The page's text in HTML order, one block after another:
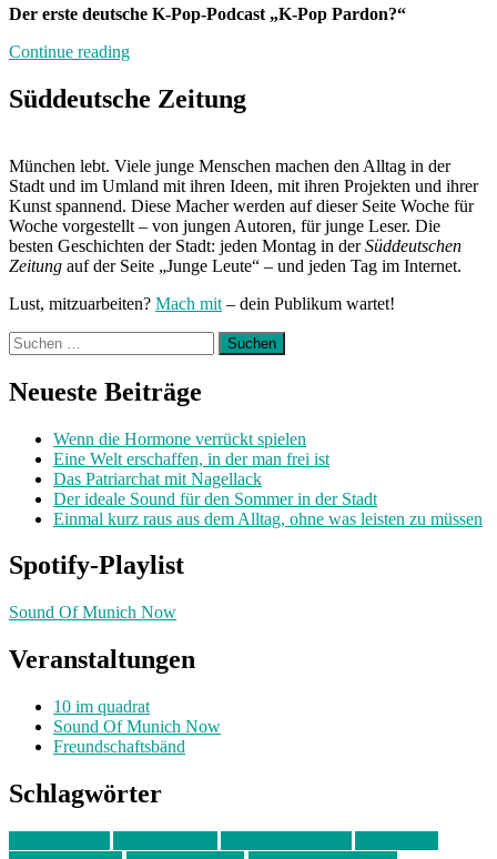
Der erste deutsche K-Pop-Podcast „K-Pop Pardon?“
Continue reading„Neuland“
Süddeutsche Zeitung
München lebt. Viele junge Menschen machen den Alltag in der
Stadt und im Umland mit ihren Ideen, mit ihren Projekten und ihrer
Kunst spannend. Diese Macher werden auf dieser Seite Woche für
Woche vorgestellt – von jungen Autoren, für junge Leser. Die
besten Geschichten der Stadt: jeden Montag in derSüddeutschen
Zeitung auf der Seite „Junge Leute“ – und jeden Tag im Internet.
Lust, mitzuarbeiten? Mach mit – dein Publikum wartet!
Suchen
nach:
Neueste Beiträge
Wenn die Hormone verrückt spielen
Eine Welt erschaffen, in der man frei ist
Das Patriarchat mit Nagellack
Der ideale Sound für den Sommer in der Stadt
Einmal kurz raus aus dem Alltag, ohne was leisten zu müssen
Spotify-Playlist
Sound Of Munich Now
Veranstaltungen
10 im quadrat
Sound Of Munich Now
Freundschaftsbänd
Schlagwörter